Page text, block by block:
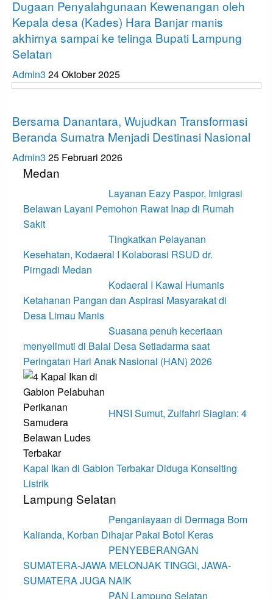
Dugaan Penyalahgunaan Kewenangan oleh
Kepala desa (Kades) Hara Banjar manis
akhirnya sampai ke telinga Bupati Lampung
Selatan
Admin3 24 Oktober 2025
Bersama Danantara, Wujudkan Transformasi
Beranda Sumatra Menjadi Destinasi Nasional
Admin3 25 Februari 2026
Medan
Layanan Eazy Paspor, Imigrasi
Belawan Layani Pemohon Rawat Inap di Rumah
Sakit
Tingkatkan Pelayanan
Kesehatan, Kodaeral I Kolaborasi RSUD dr.
Pirngadi Medan‎
Kodaeral I Kawal Humanis
Ketahanan Pangan dan Aspirasi Masyarakat di
Desa Limau Manis
Suasana penuh keceriaan
menyelimuti di Balai Desa Setiadarma saat
Peringatan Hari Anak Nasional (HAN) 2026
HNSI Sumut, Zulfahri Siagian: 4
Kapal Ikan di Gabion Terbakar Diduga Konselting
Listrik
Lampung Selatan
Penganiayaan di Dermaga Bom
Kalianda, Korban Dihajar Pakai Botol Keras
PENYEBERANGAN
SUMATERA-JAWA MELONJAK TINGGI, JAWA-
SUMATERA JUGA NAIK
PAN Lampung Selatan